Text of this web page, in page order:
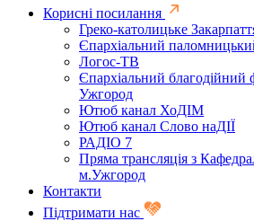
Корисні посилання
Греко-католицьке
Єпархіальний
Логос-ТВ
Єпархіальний
Ужгород
Ютюб канал ХоДІМ
Ютюб канал Слово наДІЇ
РАДІО 7
Пряма трансляція з
м.Ужгород
Контакти
Підтримати нас